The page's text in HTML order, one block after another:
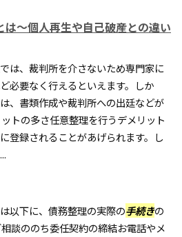
～個人再生や自己破産との違い
は、裁判所を介さないため専門家に
必要なく行えるといえます。しか
、書類作成や裁判所への出廷などが
トの多さ任意整理を行うデメリット
登録されることがあげられます。し
以下に、債務整理の実際の手続きの
談ののち委任契約の締結お電話やメ